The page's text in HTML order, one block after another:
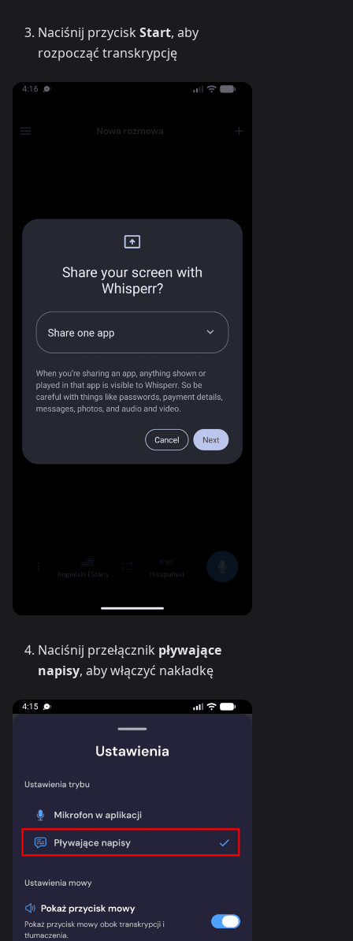
Naciśnij przycisk Start, aby
rozpocząć transkrypcję
Naciśnij przełącznik pływające
napisy, aby włączyć nakładkę